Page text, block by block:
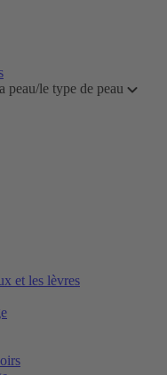
peau/le type de peau
et les lèvres